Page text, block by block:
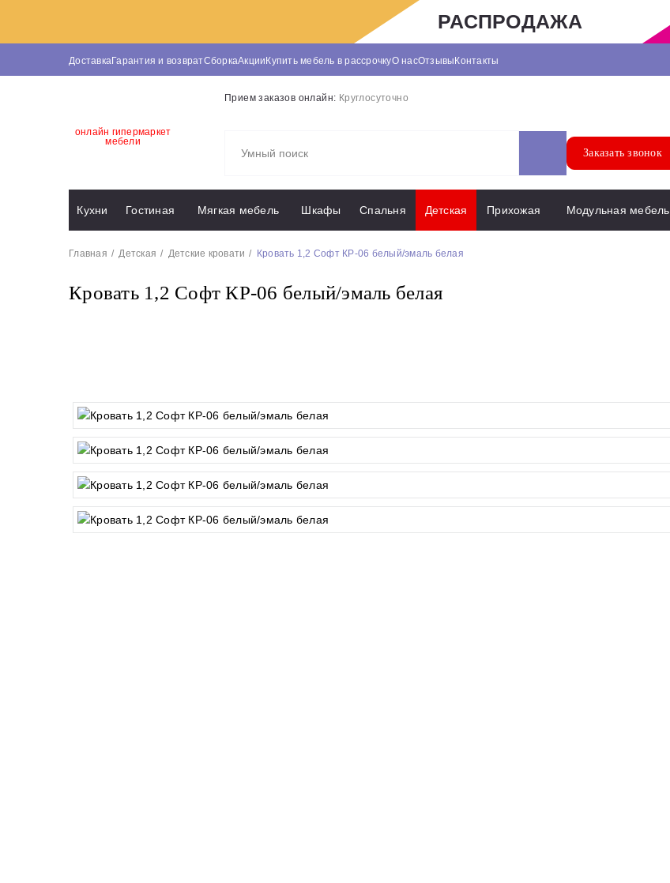
РАСПРОДАЖА
ДоставкаГарантия и возвратСборкаАкцииКупить мебель в рассрочкуО насОтзывыКонтакты
онлайн гипермаркет
мебели
Прием заказов онлайн: Круглосуточно
Заказать звонок
Кухни Гостиная Мягкая мебель Шкафы Спальня Детская Прихожая Модульная мебель
Главная Детская Детские кровати Кровать 1,2 Софт КР-06 белый/эмаль белая
Кровать 1,2 Софт КР-06 белый/эмаль белая